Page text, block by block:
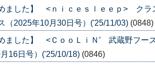
ました】 <ｎｉｃｅｓｌｅｅｐ> クラ
（2025年10月30日号）('25/11/03) (0848)
ました】 <ＣｏｏＬｉＮ’ 武蔵野フー
16日号）('25/10/18) (0846)